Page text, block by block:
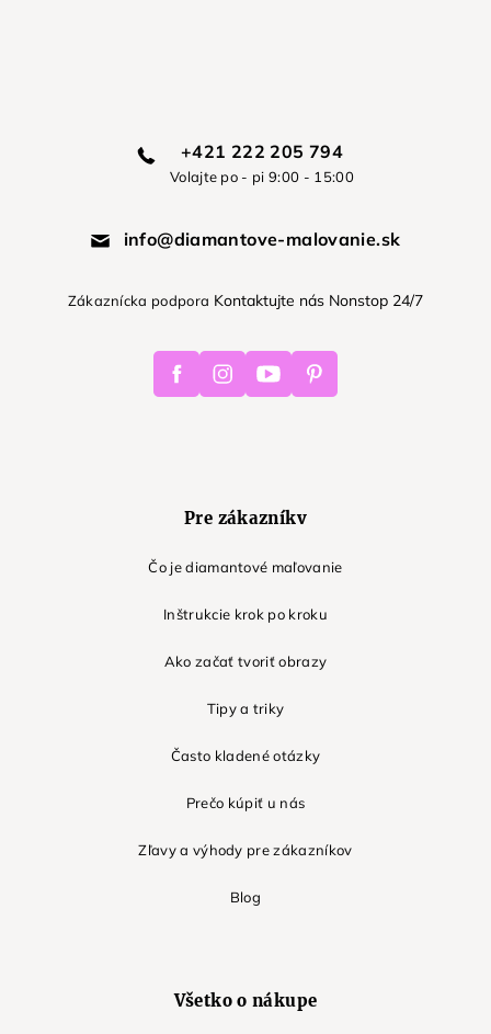
+421 222 205 794
Volajte po - pi 9:00 - 15:00
info@diamantove-malovanie.sk
Zákaznícka podpora Kontaktujte nás Nonstop 24/7
FacebookInstagramYoutube Pinterest
Pre zákazníkv
Čo je diamantové maľovanie
Inštrukcie krok po kroku
Ako začať tvoriť obrazy
Tipy a triky
Často kladené otázky
Prečo kúpiť u nás
Zľavy a výhody pre zákazníkov
Blog
Všetko o nákupe